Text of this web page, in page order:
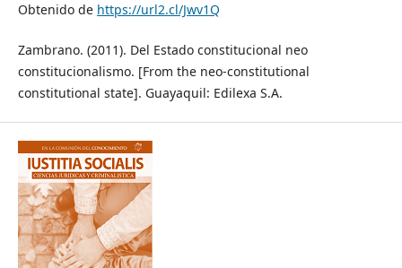
Obtenido de https://url2.cl/Jwv1Q
Zambrano. (2011). Del Estado constitucional neo
constitucionalismo. [From the neo-constitutional
constitutional state]. Guayaquil: Edilexa S.A.